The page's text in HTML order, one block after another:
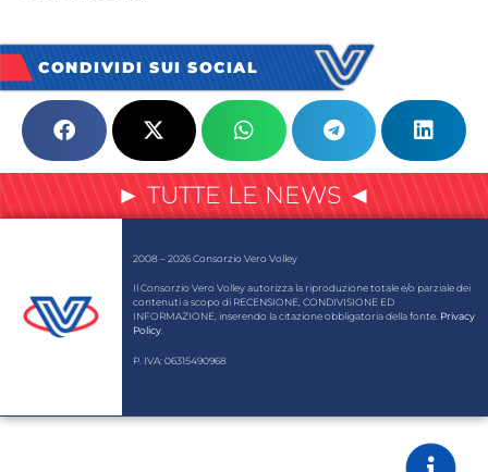
CONDIVIDI SUI SOCIAL
► TUTTE LE NEWS ◄
2008 – 2026 Consorzio Vero Volley
Il Consorzio Vero Volley autorizza la riproduzione totale e/o parziale dei
contenuti a scopo di RECENSIONE, CONDIVISIONE ED
INFORMAZIONE, inserendo la citazione obbligatoria della fonte. Privacy
Policy.
P. IVA: 06315490968